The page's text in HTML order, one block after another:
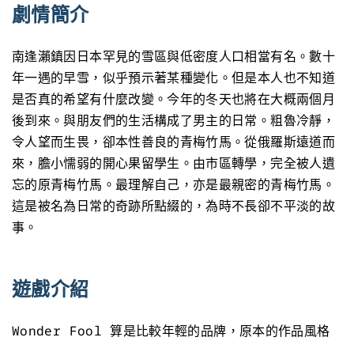
劇情簡介
南逢瀨鎮因日本罕見的雪區與低密度人口相當有名。數十
年一遇的早雪，似乎預示著某種變化。但是本人也不知道
是否真的希望有什麼改變。今年的冬天也將在大概兩個月
後到來。與朋友們的生活構成了男主的日常。粗魯冷靜，
令人望而生畏，卻本性善良的青梅竹馬。從俄羅斯遠道而
來，膽小懦弱的開心果留學生。由市區轉學，完全被人遺
忘的原青梅竹馬。最理解自己，亦是最親密的青梅竹馬。
這是被名為日常的奇跡所點綴的，為時不長卻不平淡的故
事。
遊戲介紹
Wonder Fool 算是比較年輕的品牌，原本的作品風格